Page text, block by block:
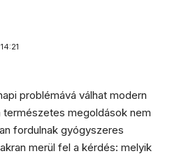
problémává válhat modern
természetes megoldások nem
fordulnak gyógyszeres
merül fel a kérdés: melyik